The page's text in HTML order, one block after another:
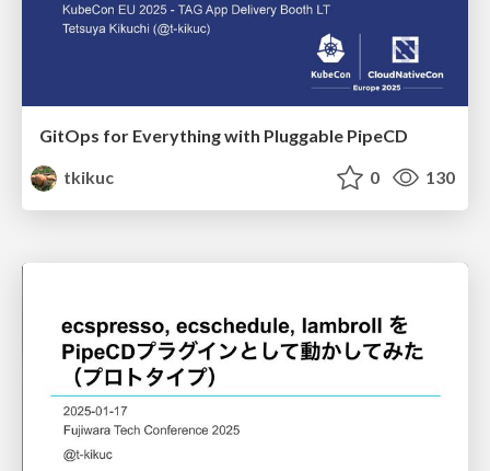
GitOps for Everything with Pluggable PipeCD
tkikuc
0 130